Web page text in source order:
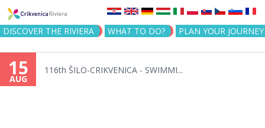
Jump to navigation
DISCOVER THE RIVIERA WHAT TO DO? PLAN YOUR JOURNEY
15
AUG
116th ŠILO-CRIKVENICA - SWIMMI...